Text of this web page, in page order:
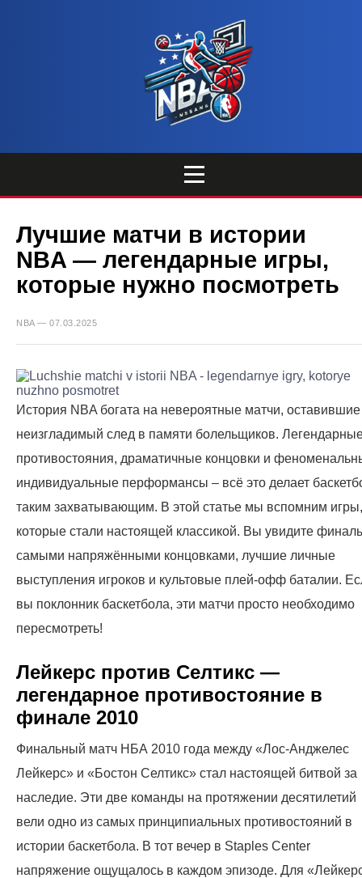
Лучшие матчи в истории
NBA — легендарные игры,
которые нужно посмотреть
NBA — 07.03.2025
История NBA богата на невероятные матчи, оставившие
неизгладимый след в памяти болельщиков.
противостояния, драматичные концовки и
индивидуальные перформансы – всё это делает
таким захватывающим. В этой статье мы вспомним игры,
которые стали настоящей классикой. Вы увидите
самыми напряжёнными концовками, лучшие личные
выступления игроков и культовые плей-офф баталии.
вы поклонник баскетбола, эти матчи просто необходимо
пересмотреть!
Лейкерс против Селтикс —
легендарное противостояние в
финале 2010
Финальный матч НБА 2010 года между «Лос-Анджелес
Лейкерс» и «Бостон Селтикс» стал настоящей битвой за
наследие. Эти две команды на протяжении десятилетий
вели одно из самых принципиальных противостояний в
истории баскетбола. В тот вечер в Staples Center
напряжение ощущалось в каждом эпизоде. Для